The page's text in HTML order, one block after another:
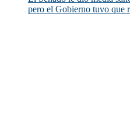
pero el Gobierno tuvo que